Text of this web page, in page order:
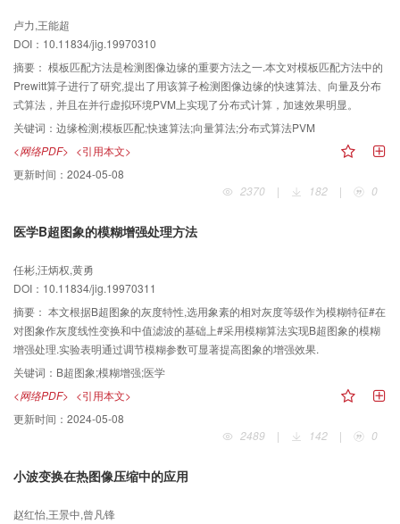
卢力,王能超
DOI：10.11834/jig.19970310
摘要： 模板匹配方法是检测图像边缘的重要方法之一.本文对模板匹配方法中的
Prewitt算子进行了研究,提出了用该算子检测图像边缘的快速算法、向量及分布
式算法，并且在并行虚拟环境PVM上实现了分布式计算，加速效果明显。
关键词： 边缘检测;模板匹配;快速算法;向量算法;分布式算法PVM
<网络PDF> <引用本文>
更新时间： 2024-05-08
2370
| 182 | 0
医学B超图象的模糊增强处理方法
任彬,汪炳权,黄勇
DOI：10.11834/jig.19970311
摘要： 本文根据B超图象的灰度特性,选用象素的相对灰度等级作为模糊特征#在
对图象作灰度线性变换和中值滤波的基础上#采用模糊算法实现B超图象的模糊
增强处理.实验表明通过调节模糊参数可显著提高图象的增强效果.
关键词： B超图象;模糊增强;医学
<网络PDF> <引用本文>
更新时间： 2024-05-08
2489
| 142 | 0
小波变换在热图像压缩中的应用
赵红怡,王景中,曾凡锋